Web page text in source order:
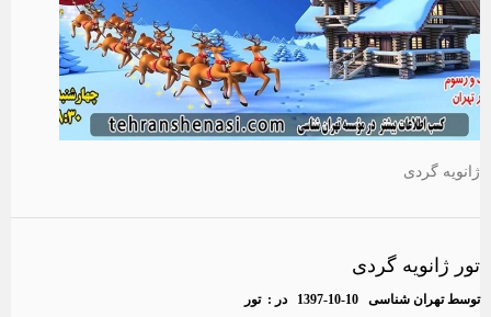
ژانویه گردی
تور ژانویه گردی
توسطتهران شناسی 1397-10-10 در :تور